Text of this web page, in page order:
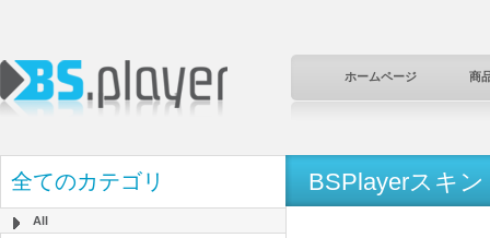
ホームページ 商
全てのカテゴリ
All
BSPlayerスキン